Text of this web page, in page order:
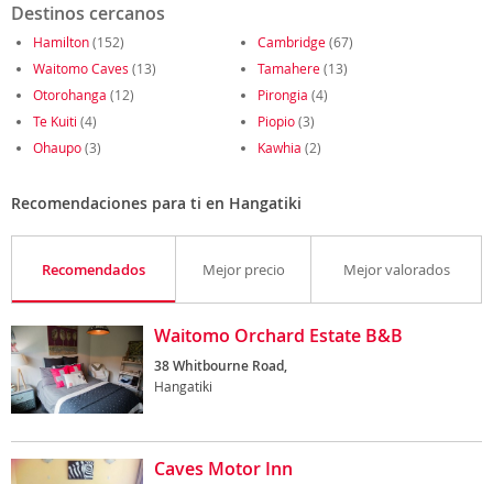
Destinos cercanos
Hamilton(152) Cambridge(67)
Waitomo Caves (13) Tamahere(13)
Otorohanga (12) Pirongia (4)
Te Kuiti (4) Piopio(3)
Ohaupo(3) Kawhia (2)
Recomendaciones para ti en Hangatiki
Recomendados Mejor precio Mejor valorados
Waitomo Orchard Estate B&B
38 Whitbourne Road,
Hangatiki
Caves Motor Inn